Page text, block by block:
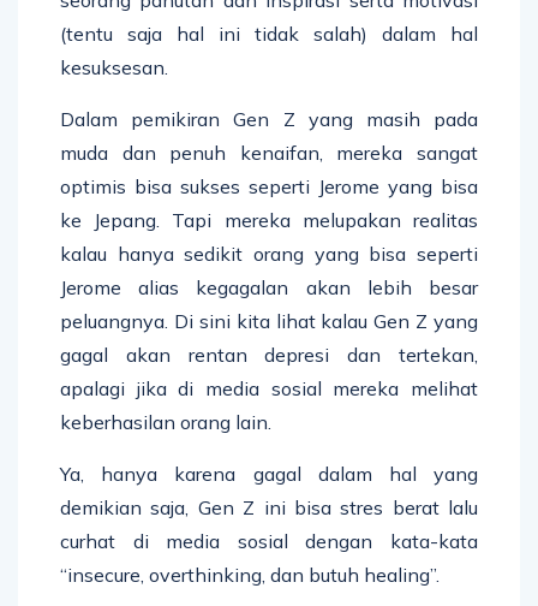
(tentu saja hal ini tidak salah) dalam hal
kesuksesan.
Dalam pemikiran Gen Z yang masih pada
muda dan penuh kenaifan, mereka sangat
optimis bisa sukses seperti Jerome yang bisa
ke Jepang. Tapi mereka melupakan realitas
kalau hanya sedikit orang yang bisa seperti
Jerome alias kegagalan akan lebih besar
peluangnya. Di sini kita lihat kalau Gen Z yang
gagal akan rentan depresi dan tertekan,
apalagi jika di media sosial mereka melihat
keberhasilan orang lain.
Ya, hanya karena gagal dalam hal yang
demikian saja, Gen Z ini bisa stres berat lalu
curhat di media sosial dengan kata-kata
“insecure, overthinking, dan butuh healing”.